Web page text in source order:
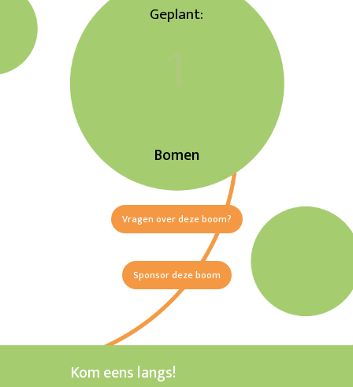
Geplant:
Bomen
Vragen over deze boom?
Sponsor deze boom
Kom eens langs!